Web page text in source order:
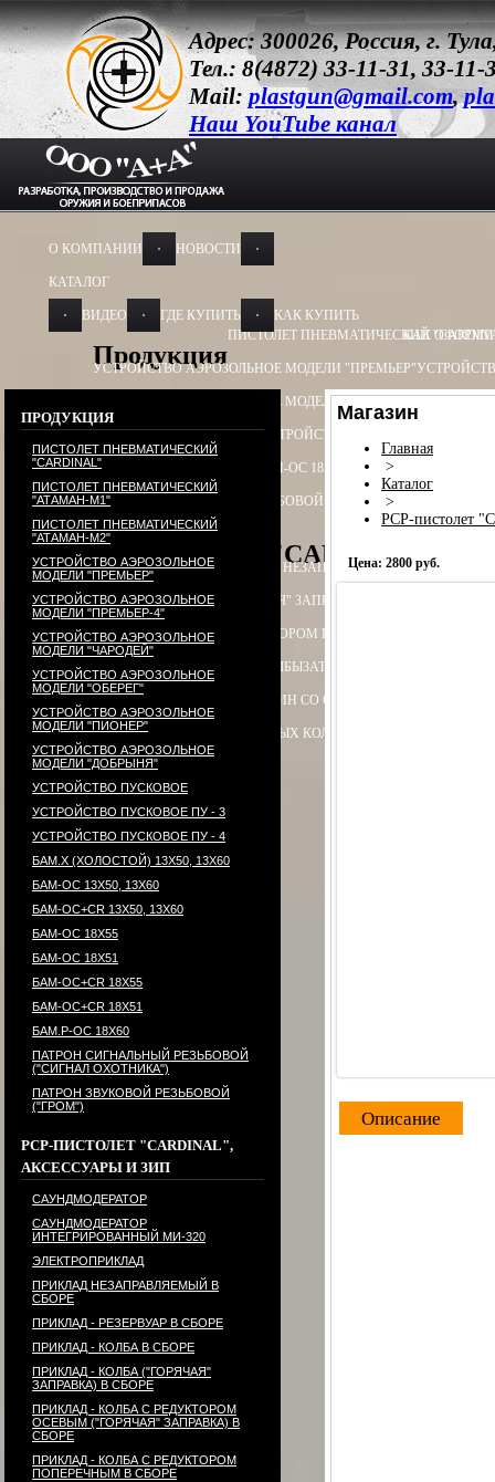
Адрес: 300026, Россия, г.
Тел.: 8(4872) 33-11-31, 33-11-
Mail: plastgun@gmail.com,
Наш YouTube канал
О КОМПАНИИ НОВОСТИ
КАТАЛОГ
Продукция
ПИСТОЛЕТ ПНЕВМАТИЧЕСКИЙ
УСТРОЙСТВО АЭРОЗОЛЬНОЕ МОДЕЛИ "ПРЕМЬЕР"
УСТРОЙСТВО АЭРОЗОЛЬНОЕ МОДЕЛИ "ОБЕРЕГ"
УСТРОЙСТВО ПУСКОВОЕУСТРОЙСТВО ПУСКОВОЕ ПУ - 3
БАМ-ОС+CR 13Х50, 13Х60 БАМ-ОС 18Х55 БАМ-ОС 18Х51
ПАТРОН СИГНАЛЬНЫЙ РЕЗЬБОВОЙ ("СИГНАЛ ОХОТНИКА")
PCP-пистолет "CARDINAL",
ЭЛЕКТРОПРИКЛАД ПРИКЛАД НЕЗАПРАВЛЯЕМЫЙ В СБОРЕ
ПРИКЛАД - КОЛБА ("ГОРЯЧАЯ" ЗАПРАВКА) В СБОРЕ
ПРИКЛАД - КОЛБА С РЕДУКТОРОМ ПОПЕРЕЧНЫМ В СБОРЕ
РЕДУКТОР ПОПЕРЕЧНЫЙ КОЛБЫЗАТЫЛЬНИК КОЛБЫ ⌀60-61 В
МАГАЗИН СО СТАЛЬНЫМИ
КОМПЛЕКТ УПЛОТНИТЕЛЬНЫХ КОЛЕЦ
ВИДЕО ГДЕ КУПИТЬ
КАК КУПИТЬ
КАК
ПРОДУКЦИЯ
ПИСТОЛЕТ ПНЕВМАТИЧЕСКИЙ
"CARDINAL"
ПИСТОЛЕТ ПНЕВМАТИЧЕСКИЙ
"АТАМАН-М1"
ПИСТОЛЕТ ПНЕВМАТИЧЕСКИЙ
"АТАМАН-М2"
УСТРОЙСТВО АЭРОЗОЛЬНОЕ
МОДЕЛИ "ПРЕМЬЕР"
УСТРОЙСТВО АЭРОЗОЛЬНОЕ
МОДЕЛИ "ПРЕМЬЕР-4"
УСТРОЙСТВО АЭРОЗОЛЬНОЕ
МОДЕЛИ "ЧАРОДЕЙ"
УСТРОЙСТВО АЭРОЗОЛЬНОЕ
МОДЕЛИ "ОБЕРЕГ"
УСТРОЙСТВО АЭРОЗОЛЬНОЕ
МОДЕЛИ "ПИОНЕР"
УСТРОЙСТВО АЭРОЗОЛЬНОЕ
МОДЕЛИ "ДОБРЫНЯ"
УСТРОЙСТВО ПУСКОВОЕ
УСТРОЙСТВО ПУСКОВОЕ ПУ - 3
УСТРОЙСТВО ПУСКОВОЕ ПУ - 4
БАМ.Х (ХОЛОСТОЙ) 13Х50, 13Х60
БАМ-ОС 13Х50, 13Х60
БАМ-ОС+CR 13Х50, 13Х60
БАМ-ОС 18Х55
БАМ-ОС 18Х51
БАМ-OC+CR 18X55
БАМ-ОС+CR 18Х51
БАМ.Р-ОС 18Х60
ПАТРОН СИГНАЛЬНЫЙ РЕЗЬБОВОЙ
("СИГНАЛ ОХОТНИКА")
ПАТРОН ЗВУКОВОЙ РЕЗЬБОВОЙ
("ГРОМ")
PCP-ПИСТОЛЕТ "CARDINAL",
АКСЕССУАРЫ И ЗИП
САУНДМОДЕРАТОР
САУНДМОДЕРАТОР
ИНТЕГРИРОВАННЫЙ МИ-320
ЭЛЕКТРОПРИКЛАД
ПРИКЛАД НЕЗАПРАВЛЯЕМЫЙ В
СБОРЕ
ПРИКЛАД - РЕЗЕРВУАР В СБОРЕ
ПРИКЛАД - КОЛБА В СБОРЕ
ПРИКЛАД - КОЛБА ("ГОРЯЧАЯ"
ЗАПРАВКА) В СБОРЕ
ПРИКЛАД - КОЛБА С РЕДУКТОРОМ
ОСЕВЫМ ("ГОРЯЧАЯ" ЗАПРАВКА) В
СБОРЕ
ПРИКЛАД - КОЛБА С РЕДУКТОРОМ
ПОПЕРЕЧНЫМ В СБОРЕ
Магазин
Главная
>
Каталог
>
PCP-пистолет
Цена: 2800 руб.
Описание